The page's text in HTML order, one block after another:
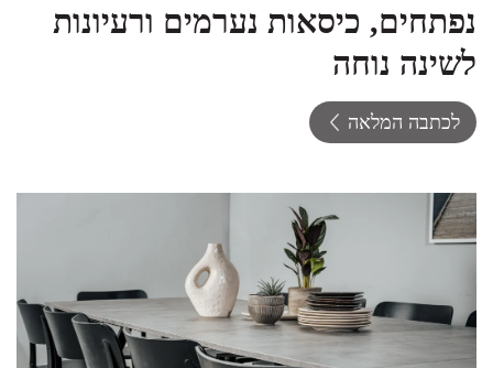
נפתחים, כיסאות נערמים ורעיונות
לשינה נוחה
לכתבה המלאה